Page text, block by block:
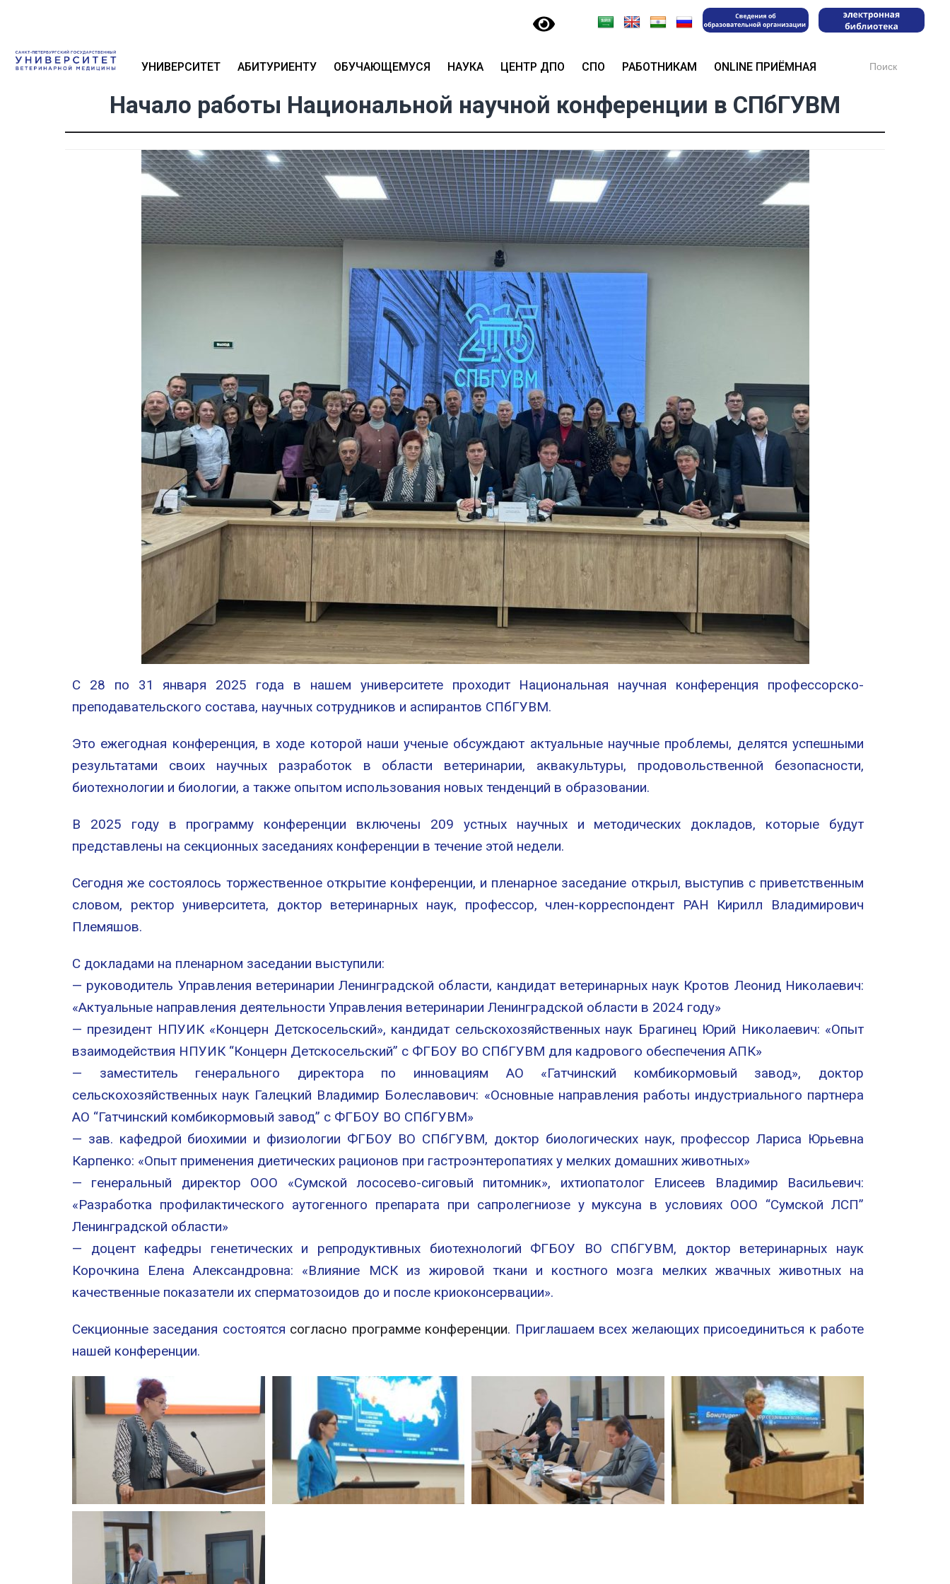
УНИВЕРСИТЕТ АБИТУРИЕНТУ ОБУЧАЮЩЕМУСЯ НАУКА ЦЕНТР ДПО СПО РАБОТНИКАМ ONLINE ПРИЁМНАЯ for:
Начало работы Национальной научной конференции в СПбГУВМ
С 28 по 31 января 2025 года в нашем университете проходит Национальная научная конференция профессорско-
преподавательского состава, научных сотрудников и аспирантов СПбГУВМ.
Это ежегодная конференция, в ходе которой наши ученые обсуждают актуальные научные проблемы, делятся успешными
результатами своих научных разработок в области ветеринарии, аквакультуры, продовольственной безопасности,
биотехнологии и биологии, а также опытом использования новых тенденций в образовании.
В 2025 году в программу конференции включены 209 устных научных и методических докладов, которые будут
представлены на секционных заседаниях конференции в течение этой недели.
Сегодня же состоялось торжественное открытие конференции, и пленарное заседание открыл, выступив с приветственным
словом, ректор университета, доктор ветеринарных наук, профессор, член-корреспондент РАН Кирилл Владимирович
Племяшов.
С докладами на пленарном заседании выступили:
— руководитель Управления ветеринарии Ленинградской области, кандидат ветеринарных наук Кротов Леонид Николаевич:
«Актуальные направления деятельности Управления ветеринарии Ленинградской области в 2024 году»
— президент НПУИК «Концерн Детскосельский», кандидат сельскохозяйственных наук Брагинец Юрий Николаевич: «Опыт
взаимодействия НПУИК “Концерн Детскосельский” с ФГБОУ ВО СПбГУВМ для кадрового обеспечения АПК»
— заместитель генерального директора по инновациям АО «Гатчинский комбикормовый завод», доктор
сельскохозяйственных наук Галецкий Владимир Болеславович: «Основные направления работы индустриального партнера
АО “Гатчинский комбикормовый завод” с ФГБОУ ВО СПбГУВМ»
— зав. кафедрой биохимии и физиологии ФГБОУ ВО СПбГУВМ, доктор биологических наук, профессор Лариса Юрьевна
Карпенко: «Опыт применения диетических рационов при гастроэнтеропатиях у мелких домашних животных»
— генеральный директор ООО «Сумской лососево-сиговый питомник», ихтиопатолог Елисеев Владимир Васильевич:
«Разработка профилактического аутогенного препарата при сапролегниозе у муксуна в условиях ООО “Сумской ЛСП”
Ленинградской области»
— доцент кафедры генетических и репродуктивных биотехнологий ФГБОУ ВО СПбГУВМ, доктор ветеринарных наук
Корочкина Елена Александровна: «Влияние МСК из жировой ткани и костного мозга мелких жвачных животных на
качественные показатели их сперматозоидов до и после криоконсервации».
Секционные заседания состоятся согласно программе конференции. Приглашаем всех желающих присоединиться к работе
нашей конференции.